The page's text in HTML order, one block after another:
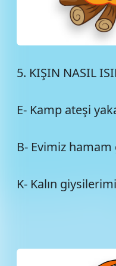
5. KIŞIN NASIL
E- Kamp ateşi
B- Evimiz
K- Kalın